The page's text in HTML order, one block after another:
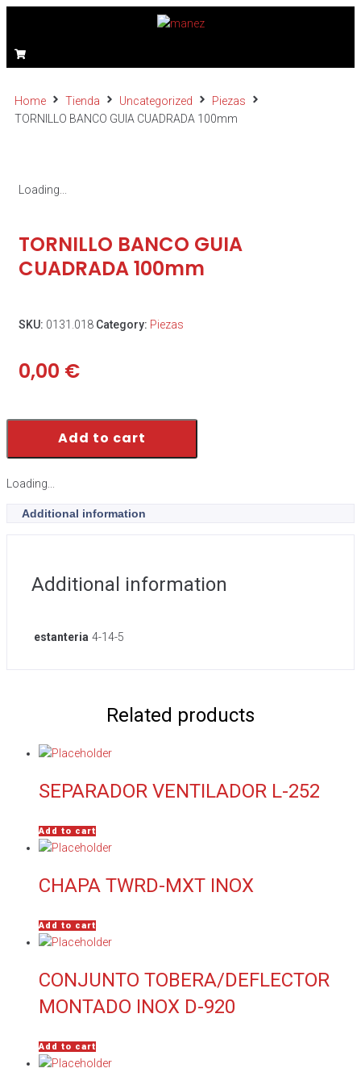
Home Tienda Uncategorized
Piezas
TORNILLO BANCO GUIA CUADRADA 100mm
Loading...
TORNILLO BANCO GUIA
CUADRADA 100mm
SKU: 0131.018 Category: Piezas
0,00 €
Add to cart
Loading...
Additional information
Additional information
estanteria 4-14-5
Related products
SEPARADOR VENTILADOR L-252
Add to cart
CHAPA TWRD-MXT INOX
Add to cart
CONJUNTO TOBERA/DEFLECTOR
MONTADO INOX D-920
Add to cart